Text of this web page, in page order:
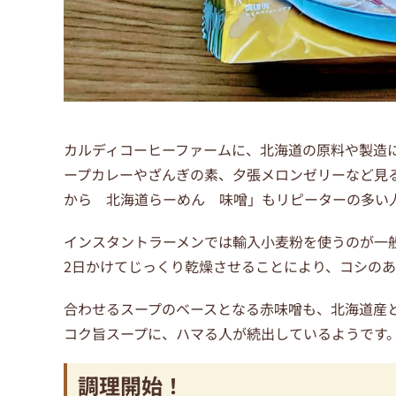
カルディコーヒーファームに、北海道の原料や製
ープカレーやざんぎの素、夕張メロンゼリーなど
から 北海道らーめん 味噌」もリピーターの多い
インスタントラーメンでは輸入小麦粉を使うのが
2日かけてじっくり乾燥させることにより、コシの
合わせるスープのベースとなる赤味噌も、北海道
コク旨スープに、ハマる人が続出しているようです。
調理開始！